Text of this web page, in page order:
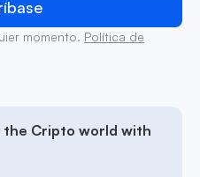
momento. Política de
Cripto world with